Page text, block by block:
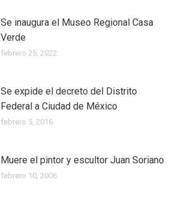
Se inaugura el Museo Regional Casa
Verde
febrero 25, 2022
Se expide el decreto del Distrito
Federal a Ciudad de México
febrero 5, 2016
Muere el pintor y escultor Juan Soriano
febrero 10, 2006